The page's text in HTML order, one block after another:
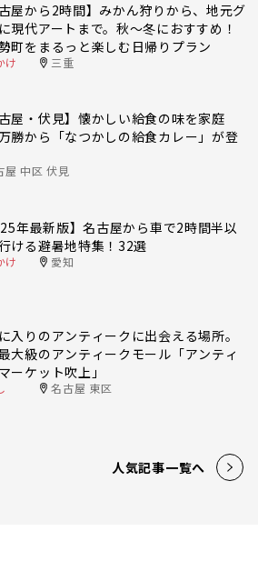
古屋から2時間】みかん狩りから、地元グ
現代アートまで。秋〜冬におすすめ！
町をまるっと楽しむ日帰りプラン
け 三重
古屋・伏見】懐かしい給食の味を家庭
勝から「なつかしの給食カレー」が登
屋 中区 伏見
年最新版】名古屋から車で2時間半以
ける避暑地特集！32選
け 愛知
入りのアンティークに出会える場所。
大級のアンティークモール「アンティ
ーケット吹上」
名古屋 東区
人気記事一覧へ